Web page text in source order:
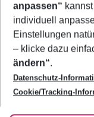
Footer
Footer navigation
Über uns
AGB
Bestpreisgarantie
Cookie-
Cookie-Richtlinie
Agenturbetreuung
Barrierefreies Reisen
Folge uns
anpassen“
individuell
Einstellungen
– klicke dazu
ändern“.
Datenschutz-
Cookie/Tracking-